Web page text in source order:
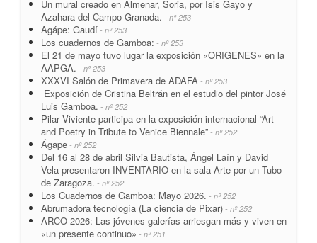
Un mural creado en Almenar, Soria, por Isis Gayo y
Azahara del Campo Granada. - nº 253
Agápe: Gaudí - nº 253
Los cuadernos de Gamboa: - nº 253
El 21 de mayo tuvo lugar la exposición «ORIGENES» en la
AAPGA. - nº 253
XXXVI Salón de Primavera de ADAFA - nº 253
Exposición de Cristina Beltrán en el estudio del pintor José
Luis Gamboa. - nº 252
Pilar Viviente participa en la exposición internacional “Art
and Poetry in Tribute to Venice Biennale” - nº 252
Ágape - nº 252
Del 16 al 28 de abril Silvia Bautista, Ángel Laín y David
Vela presentaron INVENTARIO en la sala Arte por un Tubo
de Zaragoza. - nº 252
Los Cuadernos de Gamboa: Mayo 2026. - nº 252
Abrumadora tecnología (La ciencia de Pixar) - nº 252
ARCO 2026: Las jóvenes galerías arriesgan más y viven en
«un presente continuo» - nº 251